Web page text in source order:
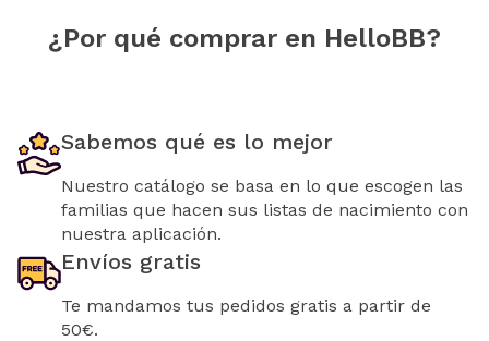
¿Por qué comprar en HelloBB?
Sabemos qué es lo mejor
Nuestro catálogo se basa en lo que escogen las
familias que hacen sus listas de nacimiento con
nuestra aplicación.
Envíos gratis
Te mandamos tus pedidos gratis a partir de
50€.